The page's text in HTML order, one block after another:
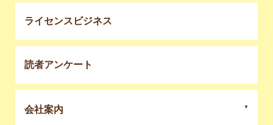
ライセンスビジネス
読者アンケート
会社案内